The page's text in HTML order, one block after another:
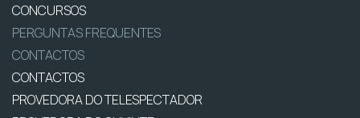
CONCURSOS
PERGUNTAS FREQUENTES
CONTACTOS
CONTACTOS
PROVEDORA DO TELESPECTADOR